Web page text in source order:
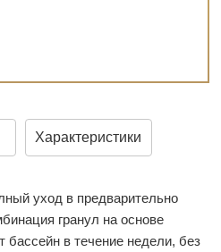
Характеристики
уход в предварительно
гранул на основе
бассейн в течение недели, без